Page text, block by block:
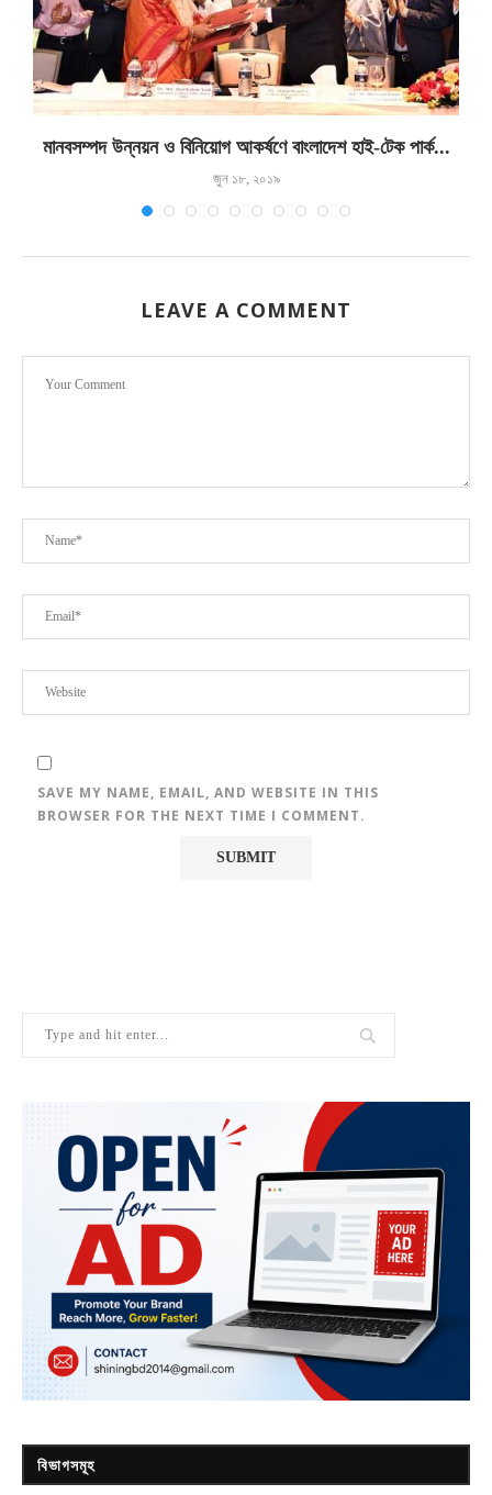
মানবসম্পদ উন্নয়ন ও বিনিয়োগ আকর্ষণে বাংলাদেশ হাই-টেক পার্ক...
জুন ১৮, ২০১৯
LEAVE A COMMENT
SAVE MY NAME, EMAIL, AND WEBSITE IN THIS
BROWSER FOR THE NEXT TIME I COMMENT.
বিভাগসমূহ